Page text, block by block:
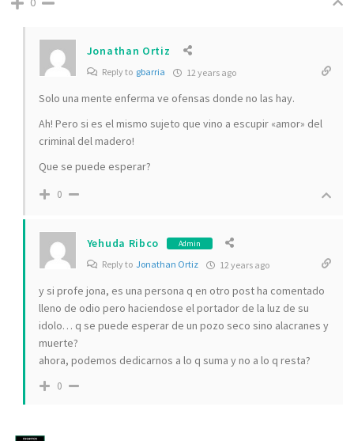
Jonathan Ortiz
Reply to gbarria 12 years ago
Solo una mente enferma ve ofensas donde no las hay.
Ah! Pero si es el mismo sujeto que vino a escupir «amor» del
criminal del madero!
Que se puede esperar?
0
Yehuda Ribco Admin
Reply to Jonathan Ortiz 12 years ago
y si profe jona, es una persona q en otro post ha comentado
lleno de odio pero haciendose el portador de la luz de su
idolo… q se puede esperar de un pozo seco sino alacranes y
muerte?
ahora, podemos dedicarnos a lo q suma y no a lo q resta?
0